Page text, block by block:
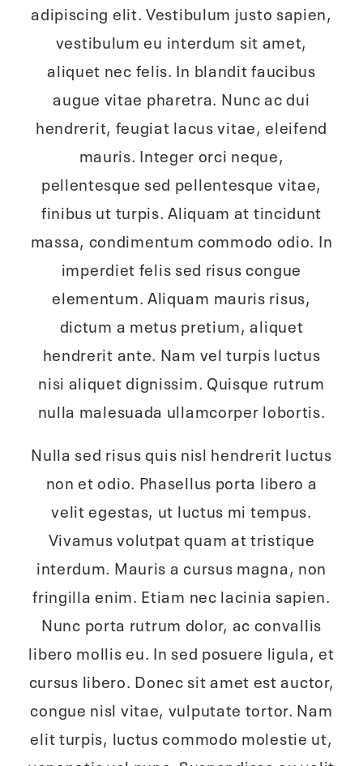
adipiscing elit. Vestibulum justo sapien,
vestibulum eu interdum sit amet,
aliquet nec felis. In blandit faucibus
augue vitae pharetra. Nunc ac dui
hendrerit, feugiat lacus vitae, eleifend
mauris. Integer orci neque,
pellentesque sed pellentesque vitae,
finibus ut turpis. Aliquam at tincidunt
massa, condimentum commodo odio. In
imperdiet felis sed risus congue
elementum. Aliquam mauris risus,
dictum a metus pretium, aliquet
hendrerit ante. Nam vel turpis luctus
nisi aliquet dignissim. Quisque rutrum
nulla malesuada ullamcorper lobortis.
Nulla sed risus quis nisl hendrerit luctus
non et odio. Phasellus porta libero a
velit egestas, ut luctus mi tempus.
Vivamus volutpat quam at tristique
interdum. Mauris a cursus magna, non
fringilla enim. Etiam nec lacinia sapien.
Nunc porta rutrum dolor, ac convallis
libero mollis eu. In sed posuere ligula, et
cursus libero. Donec sit amet est auctor,
congue nisl vitae, vulputate tortor. Nam
elit turpis, luctus commodo molestie ut,